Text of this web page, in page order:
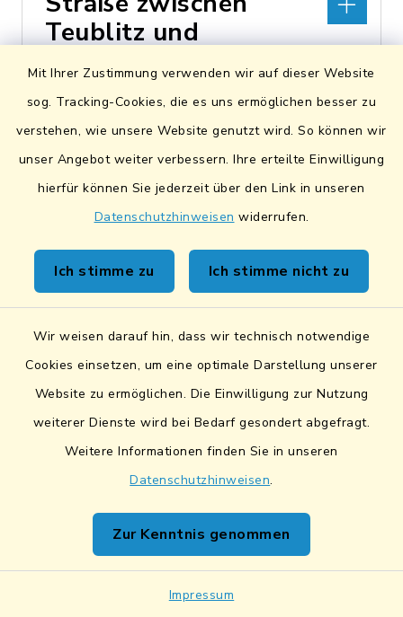
Mit Ihrer Zustimmung verwenden wir auf dieser Website
sog. Tracking-Cookies, die es uns ermöglichen besser zu
verstehen, wie unsere Website genutzt wird. So können wir
unser Angebot weiter verbessern. Ihre erteilte Einwilligung
hierfür können Sie jederzeit über den Link in unseren
Datenschutzhinweisen widerrufen.
Ich stimme zu Ich stimme nicht zu
Wir weisen darauf hin, dass wir technisch notwendige
Cookies einsetzen, um eine optimale Darstellung unserer
Website zu ermöglichen. Die Einwilligung zur Nutzung
weiterer Dienste wird bei Bedarf gesondert abgefragt.
Weitere Informationen finden Sie in unseren
Datenschutzhinweisen.
Zur Kenntnis genommen
Impressum
Teublitz und
Saltendorf
(Hundetoilette
"DOGSTATION")
93158 Teublitz
+49 (0) 261 973 6950
+49 (0) 261 973 6951
W
Weiherdorf,
Bushaltestelle
(Hundetoilette
"DOGSTATION")